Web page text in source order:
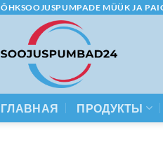
ÕHKSOOJUSPUMPADE MÜÜK JA
ГЛАВНАЯ ПРОДУКТЫ